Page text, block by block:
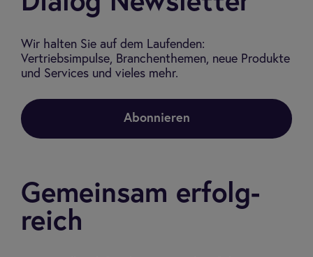
Wir halten Sie auf dem Laufenden:
Vertriebsimpulse, Branchenthemen, neue Produkte
und Services und vieles mehr.
Abonnieren
Gemein­sam erfolg­
reich